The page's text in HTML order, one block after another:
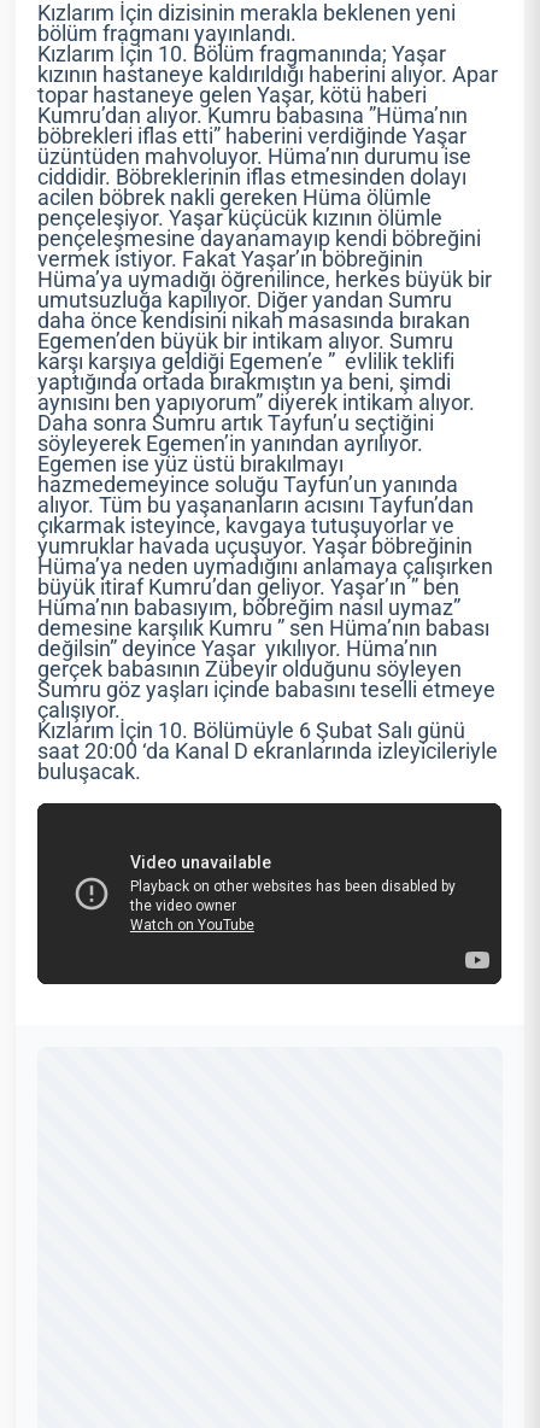
Kızlarım İçin dizisinin merakla beklenen yeni
bölüm fragmanı yayınlandı.
Kızlarım İçin 10. Bölüm fragmanında; Yaşar
kızının hastaneye kaldırıldığı haberini alıyor. Apar
topar hastaneye gelen Yaşar, kötü haberi
Kumru’dan alıyor. Kumru babasına ”Hüma’nın
böbrekleri iflas etti” haberini verdiğinde Yaşar
üzüntüden mahvoluyor. Hüma’nın durumu ise
ciddidir. Böbreklerinin iflas etmesinden dolayı
acilen böbrek nakli gereken Hüma ölümle
pençeleşiyor. Yaşar küçücük kızının ölümle
pençeleşmesine dayanamayıp kendi böbreğini
vermek istiyor. Fakat Yaşar’ın böbreğinin
Hüma’ya uymadığı öğrenilince, herkes büyük bir
umutsuzluğa kapılıyor. Diğer yandan Sumru
daha önce kendisini nikah masasında bırakan
Egemen’den büyük bir intikam alıyor. Sumru
karşı karşıya geldiği Egemen’e ” evlilik teklifi
yaptığında ortada bırakmıştın ya beni, şimdi
aynısını ben yapıyorum” diyerek intikam alıyor.
Daha sonra Sumru artık Tayfun’u seçtiğini
söyleyerek Egemen’in yanından ayrılıyor.
Egemen ise yüz üstü bırakılmayı
hazmedemeyince soluğu Tayfun’un yanında
alıyor. Tüm bu yaşananların acısını Tayfun’dan
çıkarmak isteyince, kavgaya tutuşuyorlar ve
yumruklar havada uçuşuyor. Yaşar böbreğinin
Hüma’ya neden uymadığını anlamaya çalışırken
büyük itiraf Kumru’dan geliyor. Yaşar’ın ” ben
Hüma’nın babasıyım, böbreğim nasıl uymaz”
demesine karşılık Kumru ” sen Hüma’nın babası
değilsin” deyince Yaşar yıkılıyor. Hüma’nın
gerçek babasının Zübeyir olduğunu söyleyen
Sumru göz yaşları içinde babasını teselli etmeye
çalışıyor.
Kızlarım İçin 10. Bölümüyle 6 Şubat Salı günü
saat 20:00 ‘da Kanal D ekranlarında izleyicileriyle
buluşacak.